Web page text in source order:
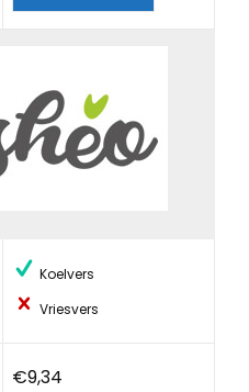
Koelvers
Vriesvers
€9,34